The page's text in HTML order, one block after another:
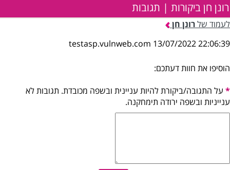
רונן חן ביקורות | תגובות
לעמוד שלרונן חן
testasp.vulnweb.com 13/07/2022 22:06:39
הוסיפו את חוות דעתכם:
* על התגובה/ביקורת להיות עניינית ובשפה מכובדת. תגובות לא
ענייניות ובשפה ירודה תימחקנה.